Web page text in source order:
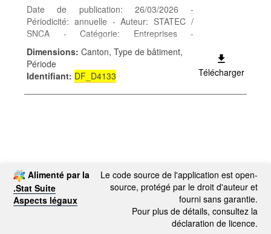
Date de publication: 26/03/2026 -
Périodicité: annuelle - Auteur: STATEC /
SNCA - Catégorie: Entreprises -
Construction - Mots-clés: Permis de
construire; autorisation de bâtir; surface
utile; type de bâtiment; canton
Dimensions: Canton, Type de bâtiment,
Période
Identifiant: DF_D4133 Télécharger
Alimenté par la
.Stat Suite
Aspects légaux
Le code source de l'application est open-
source, protégé par le droit d'auteur et
fourni sans garantie.
Pour plus de détails, consultez la
déclaration de licence.